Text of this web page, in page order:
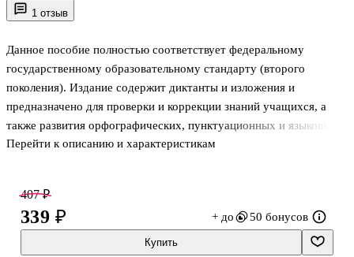
1 отзыв
Данное пособие полностью соответствует федеральному
государственному образовательному стандарту (второго
поколения). Издание содержит диктанты и изложения и
предназначено для проверки и коррекции знаний учащихся, а
также развития орфографических, пунктуационных и языковых
умений. В качестве текстов для диктантов и изложений
научно-популярных и публицистических статей. Пособие
предназначено учителям и учащимся общеобразовательных
Перейти к описанию и характеристикам
407 ₽
339 ₽ + до 50 бонусов
Купить